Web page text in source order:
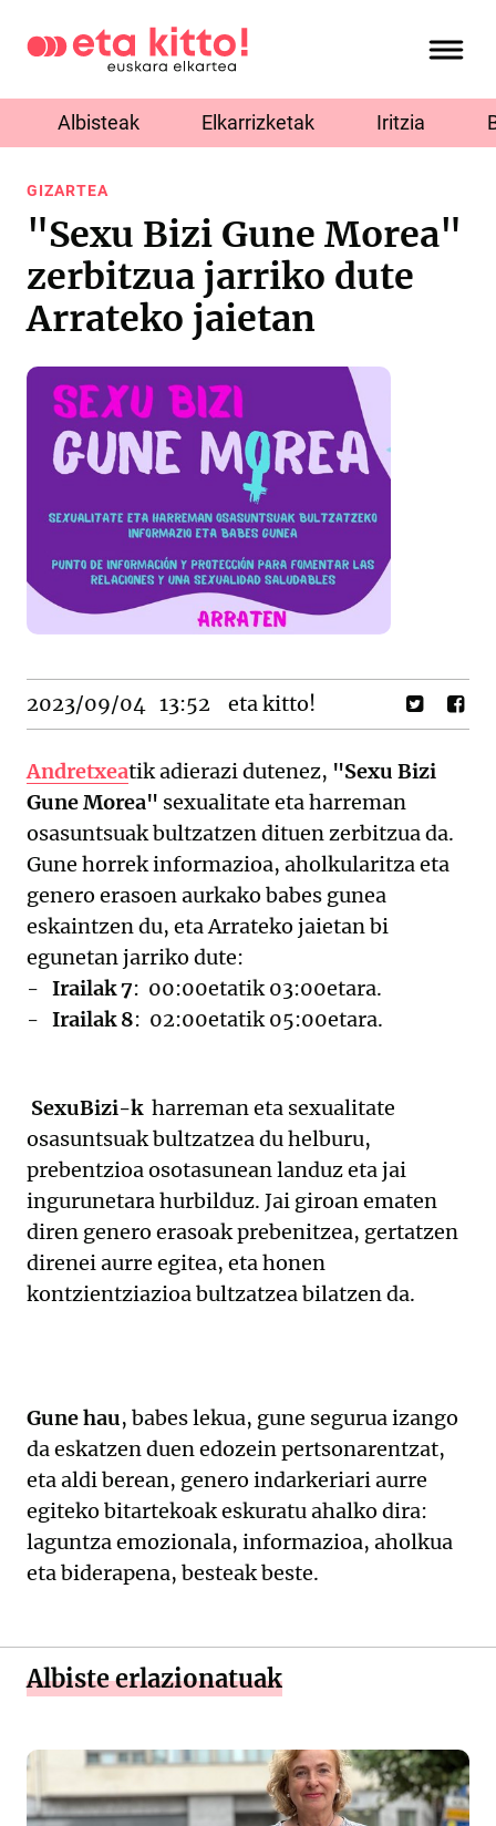
Albisteak Elkarrizketak Iritzia
GIZARTEA
"Sexu Bizi Gune Morea"
zerbitzua jarriko dute
Arrateko jaietan
2023/09/04 13:52 eta kitto!
Andretxeatik adierazi dutenez, "Sexu Bizi
Gune Morea" sexualitate eta harreman
osasuntsuak bultzatzen dituen zerbitzua da.
Gune horrek informazioa, aholkularitza eta
genero erasoen aurkako babes gunea
eskaintzen du, eta Arrateko jaietan bi
egunetan jarriko dute:
- Irailak 7: 00:00etatik 03:00etara.
- Irailak 8: 02:00etatik 05:00etara.
SexuBizi-k harreman eta sexualitate
osasuntsuak bultzatzea du helburu,
prebentzioa osotasunean landuz eta jai
ingurunetara hurbilduz. Jai giroan ematen
diren genero erasoak prebenitzea, gertatzen
direnei aurre egitea, eta honen
kontzientziazioa bultzatzea bilatzen da.
Gune hau, babes lekua, gune segurua izango
da eskatzen duen edozein pertsonarentzat,
eta aldi berean, genero indarkeriari aurre
egiteko bitartekoak eskuratu ahalko dira:
laguntza emozionala, informazioa, aholkua
eta biderapena, besteak beste.
Albiste erlazionatuak